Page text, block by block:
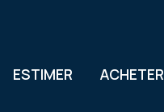
ESTIMER ACHETER